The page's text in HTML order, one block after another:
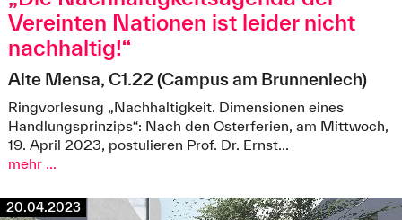
Vereinten Nationen ist leider nicht
nachhaltig!“
Alte Mensa, C1.22 (Campus am Brunnenlech)
Ringvorlesung „Nachhaltigkeit. Dimensionen eines
Handlungsprinzips“: Nach den Osterferien, am Mittwoch,
19. April 2023, postulieren Prof. Dr. Ernst...
mehr ...
20.04.2023